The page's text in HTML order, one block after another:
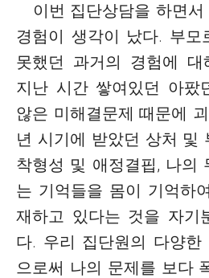
이번 집단상담을 하면서
경험이 생각이 났다. 부모
못했던 과거의 경험에 대
지난 시간 쌓여있던 아팠
않은 미해결문제 때문에
년 시기에 받았던 상처 및
착형성 및 애정결핍, 나의
는 기억들을 몸이 기억하
재하고 있다는 것을 자기
다. 우리 집단원의 다양한
으로써 나의 문제를 보다